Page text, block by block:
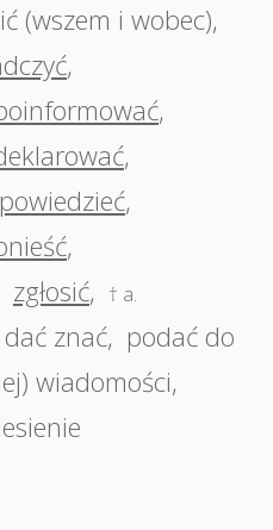
(wszem i wobec),
,
,
,
,
,
zgłosić,
† a.
dać znać, podać do
wiadomości,